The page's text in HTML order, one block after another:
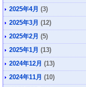
2025年4月 (3)
2025年3月 (12)
2025年2月 (5)
2025年1月 (13)
2024年12月 (13)
2024年11月 (10)